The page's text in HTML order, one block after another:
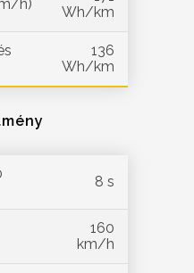
h)
Wh/km
136
Wh/km
8 s
160
km/h